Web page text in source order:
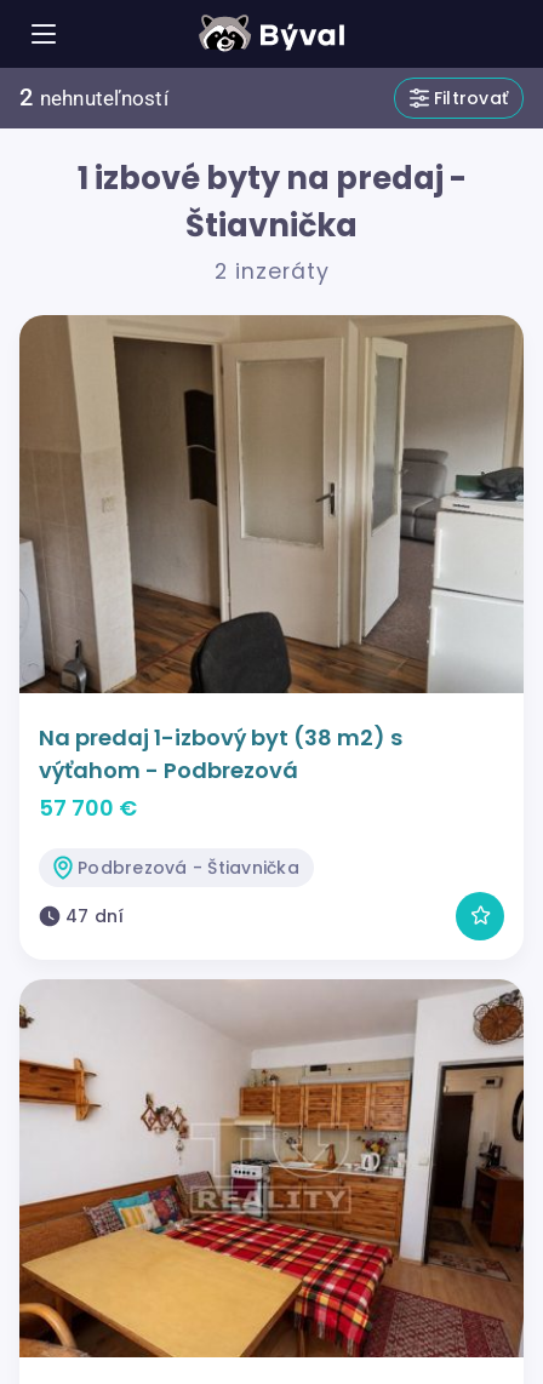
2 nehnuteľností Filtrovať
1 izbové byty na predaj -
Štiavnička
2 inzeráty
Na predaj 1-izbový byt (38 m2) s
výťahom - Podbrezová
57 700 €
Podbrezová - Štiavnička
47 dní